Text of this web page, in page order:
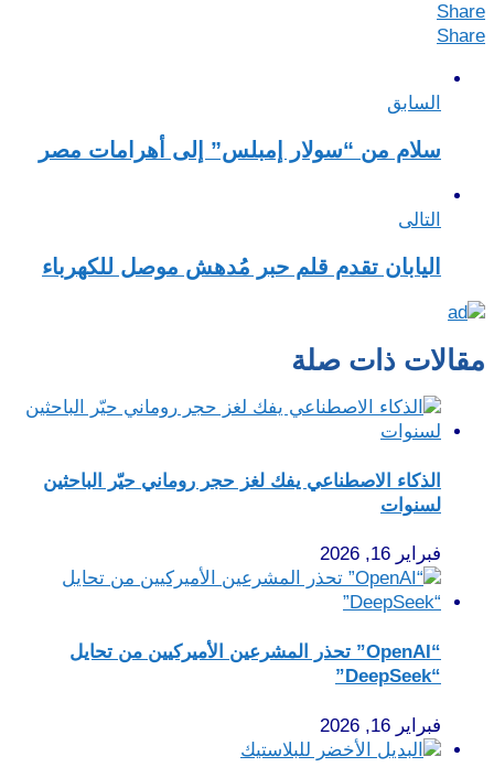
Share
Share
السابق
سلام من “سولار إمبلس” إلى أهرامات مصر
التالى
اليابان تقدم قلم حبر مُدهش موصل للكهرباء
مقالات ذات صلة
الذكاء الاصطناعي يفك لغز حجر روماني حيّر الباحثين
لسنوات
فبراير 16, 2026
“OpenAI” تحذر المشرعين الأميركيين من تحايل
“DeepSeek”
فبراير 16, 2026